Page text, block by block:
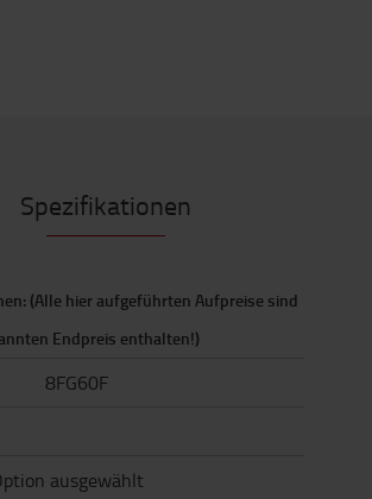
Spezifikationen
(Alle hier aufgeführten Aufpreise sind
Endpreis enthalten!)
8FG60F
ausgewählt